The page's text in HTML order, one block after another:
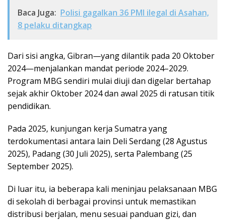
Baca Juga: Polisi gagalkan 36 PMI ilegal di Asahan,
8 pelaku ditangkap
Dari sisi angka, Gibran—yang dilantik pada 20 Oktober
2024—menjalankan mandat periode 2024–2029.
Program MBG sendiri mulai diuji dan digelar bertahap
sejak akhir Oktober 2024 dan awal 2025 di ratusan titik
pendidikan.
Pada 2025, kunjungan kerja Sumatra yang
terdokumentasi antara lain Deli Serdang (28 Agustus
2025), Padang (30 Juli 2025), serta Palembang (25
September 2025).
Di luar itu, ia beberapa kali meninjau pelaksanaan MBG
di sekolah di berbagai provinsi untuk memastikan
distribusi berjalan, menu sesuai panduan gizi, dan